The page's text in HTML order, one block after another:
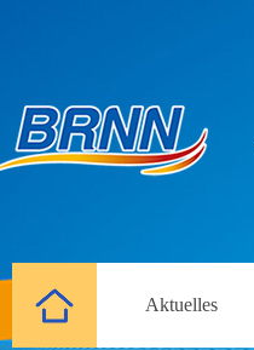
Aktuelles